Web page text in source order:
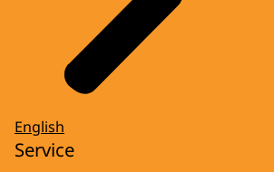
English
Service